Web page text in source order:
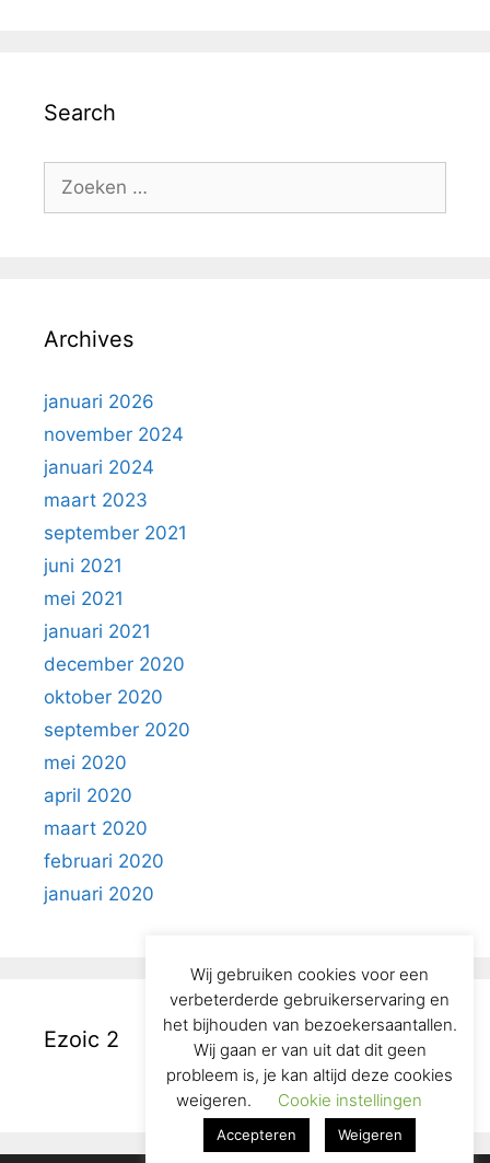
Search
naar:
Archives
januari 2026
november 2024
januari 2024
maart 2023
september 2021
juni 2021
mei 2021
januari 2021
december 2020
oktober 2020
september 2020
mei 2020
april 2020
maart 2020
februari 2020
januari 2020
Ezoic 2
Wij gebruiken cookies voor een
verbeterderde gebruikerservaring en
het bijhouden van bezoekersaantallen.
Wij gaan er van uit dat dit geen
probleem is, je kan altijd deze cookies
weigeren.
Cookie instellingen
Accepteren Weigeren